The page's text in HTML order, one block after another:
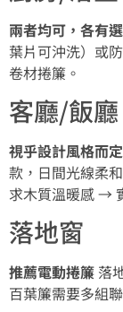
兩者均可，各有
葉片可沖洗）或
卷材捲簾。
客廳/飯廳
視乎設計風格而定
款，日間光線柔
求木質溫暖感 →
落地窗
推薦電動捲簾 落
百葉簾需要多組